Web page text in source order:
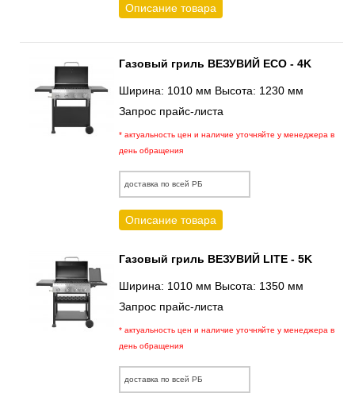
Описание товара
Газовый гриль ВЕЗУВИЙ ECO - 4K
Ширина: 1010 мм Высота: 1230 мм
Запрос прайс-листа
* актуальность цен и наличие уточняйте у менеджера в
день обращения
доставка по всей РБ
Описание товара
Газовый гриль ВЕЗУВИЙ LITE - 5K
Ширина: 1010 мм Высота: 1350 мм
Запрос прайс-листа
* актуальность цен и наличие уточняйте у менеджера в
день обращения
доставка по всей РБ